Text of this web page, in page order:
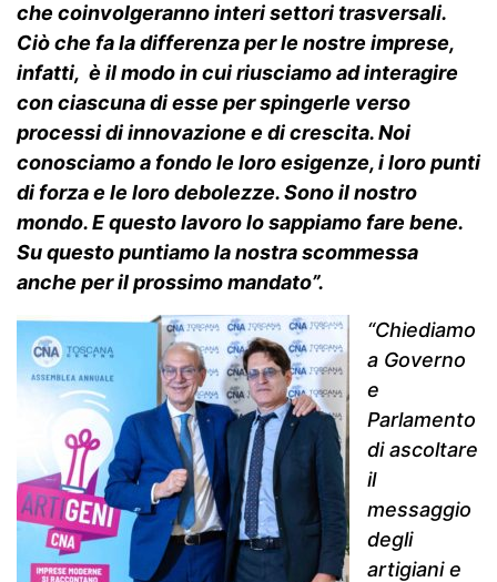
che coinvolgeranno interi settori trasversali.
Ciò che fa la differenza per le nostre imprese,
infatti, è il modo in cui riusciamo ad interagire
con ciascuna di esse per spingerle verso
processi di innovazione e di crescita. Noi
conosciamo a fondo le loro esigenze, i loro punti
di forza e le loro debolezze. Sono il nostro
mondo. E questo lavoro lo sappiamo fare bene.
Su questo puntiamo la nostra scommessa
anche per il prossimo mandato”.
“Chiediamo
a Governo
e
Parlamento
di ascoltare
il
messaggio
degli
artigiani e